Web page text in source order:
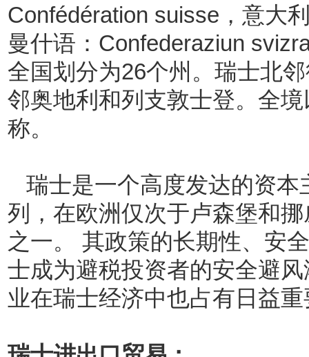
Confédération suisse，意大
曼什语：Confederaziun
全国划分为26个州。瑞士北
邻奥地利和列支敦士登。全
称。
瑞士是一个高度发达的资本
列，在欧洲仅次于卢森堡和
之一。 其政策的长期性、安
士成为避税投资者的安全避
业在瑞士经济中也占有日益